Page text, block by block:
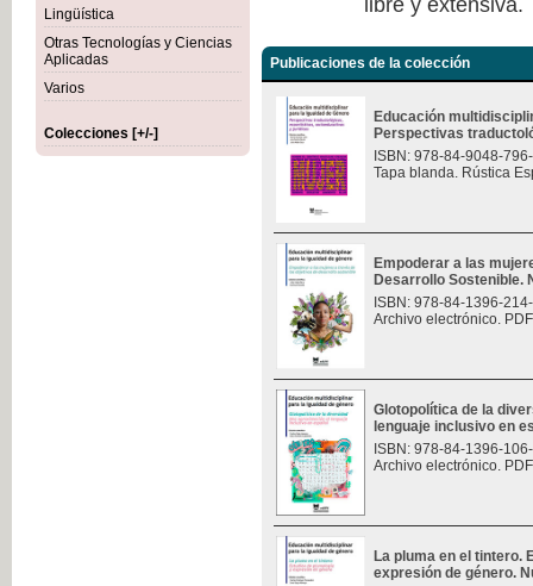
Lingüística
Otras Tecnologías y Ciencias
Aplicadas
Varios
Colecciones [+/-]
Publicaciones de la colección
Educación
Perspectivas
ISBN: 978-84-9048-
Tapa blanda. Rústica
Empoderar a las
Desarrollo Sostenible.
ISBN: 978-84-1396-
Archivo electrónico.
Glotopolítica de la
lenguaje inclusivo en
ISBN: 978-84-1396-
Archivo electrónico.
La pluma en el tintero.
expresión de género.